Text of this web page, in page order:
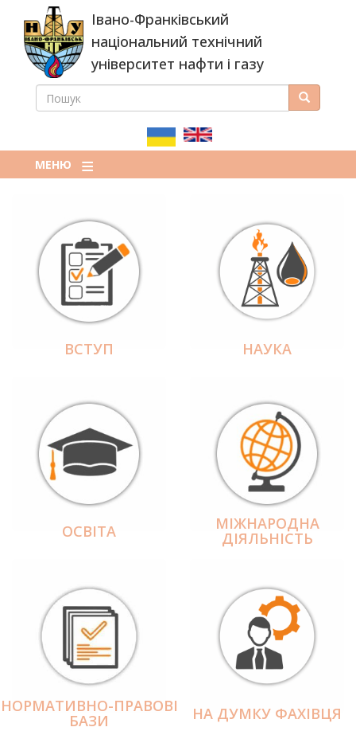
основного
вмісту
Івано-Франківський
національний технічний
університет нафти і газу
ПОШУКОВА
ПОШУК Пошук
МЕНЮ
ВСТУП НАУКА
ОСВІТА МІЖНАРОДНА
ДІЯЛЬНІCТЬ
НОРМАТИВНО-ПРАВОВІ
БАЗИ НА ДУМКУ ФАХІВЦЯ